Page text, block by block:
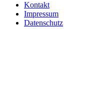
Kontakt
Impressum
Datenschutz